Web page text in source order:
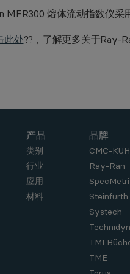
MFR300 熔体流动指数仪采
此处??，了解更多关于Ray-
产品
类别
行业
应用
材料
品牌
CMC-
Ray-Ran
Steinfurth
Systech
TMI
TME